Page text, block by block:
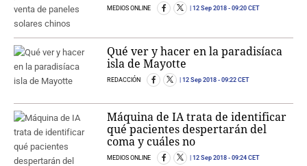
MEDIOS ONLINE 12 Sep 2018 - 09:20 CET
Qué ver y hacer en la paradisíaca
isla de Mayotte
REDACCIÓN 12 Sep 2018 - 09:22 CET
Máquina de IA trata de identificar
qué pacientes despertarán del
coma y cuáles no
MEDIOS ONLINE 12 Sep 2018 - 09:24 CET